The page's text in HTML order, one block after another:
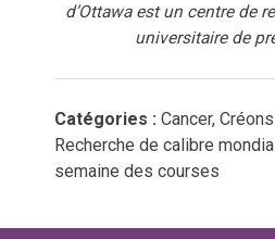
d’Ottawa est un centre de
universitaire de
Catégories : Cancer,
Recherche de calibre
semaine des courses